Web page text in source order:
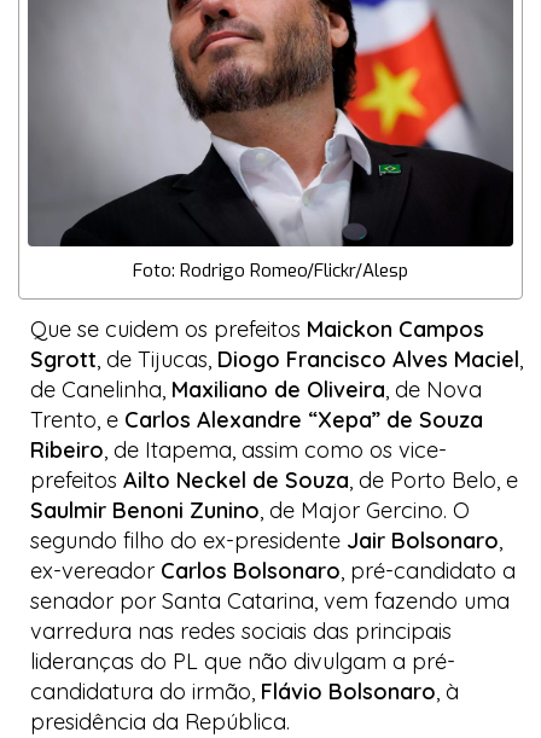
Foto: Rodrigo Romeo/Flickr/Alesp
Que se cuidem os prefeitos Maickon Campos
Sgrott, de Tijucas, Diogo Francisco Alves Maciel,
de Canelinha, Maxiliano de Oliveira, de Nova
Trento, e Carlos Alexandre “Xepa” de Souza
Ribeiro, de Itapema, assim como os vice-
prefeitos Ailto Neckel de Souza, de Porto Belo, e
Saulmir Benoni Zunino, de Major Gercino. O
segundo filho do ex-presidente Jair Bolsonaro,
ex-vereador Carlos Bolsonaro, pré-candidato a
senador por Santa Catarina, vem fazendo uma
varredura nas redes sociais das principais
lideranças do PL que não divulgam a pré-
candidatura do irmão, Flávio Bolsonaro, à
presidência da República.